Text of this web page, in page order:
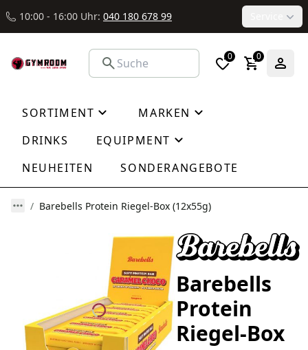
10:00 - 16:00 Uhr: 040 180 678 99
0 0
SORTIMENT
MARKEN
DRINKS
EQUIPMENT
NEUHEITEN
SONDERANGEBOTE
Barebells Protein Riegel-Box (12x55g)
Barebells
Protein
Riegel-Box